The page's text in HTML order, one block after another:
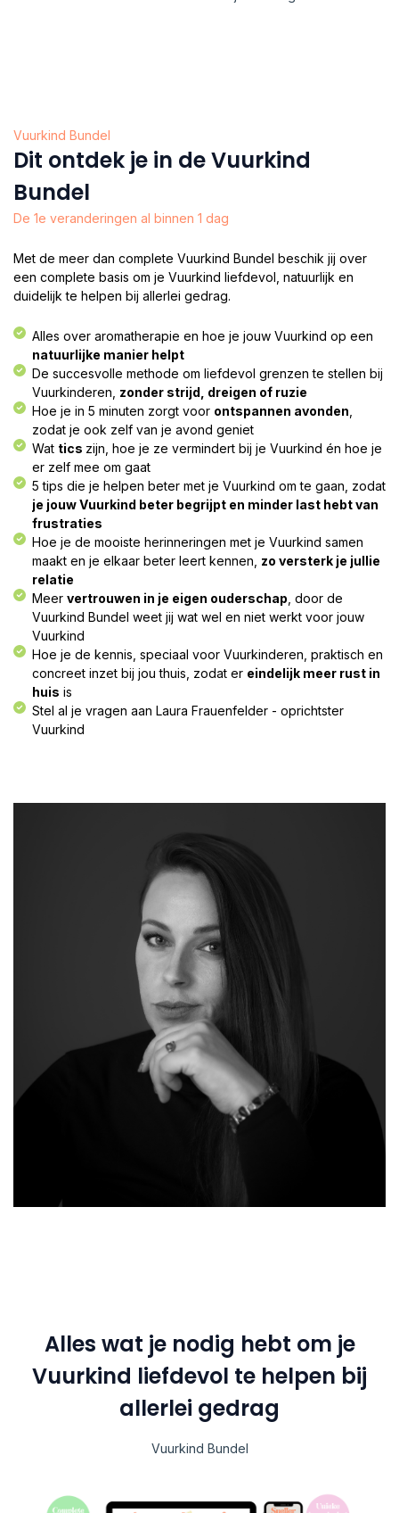
Vuurkind Bundel
Dit ontdek je in de Vuurkind
Bundel
De 1e veranderingen al binnen 1 dag
Met de meer dan complete Vuurkind Bundel beschik jij over
een complete basis om je Vuurkind liefdevol, natuurlijk en
duidelijk te helpen bij allerlei gedrag.
Alles over aromatherapie en hoe je jouw Vuurkind op een
natuurlijke manier helpt
De succesvolle methode om liefdevol grenzen te stellen bij
Vuurkinderen, zonder strijd, dreigen of ruzie​
Hoe je in 5 minuten zorgt voor ontspannen avonden
zodat je ook zelf van je avond geniet​
Wat tics zijn, hoe je ze vermindert bij je Vuurkind én hoe je
er zelf mee om gaat​
5 tips die je helpen beter met je Vuurkind om te gaan, zodat
je jouw Vuurkind beter begrijpt en minder last hebt van
frustraties​
Hoe je de mooiste herinneringen met je Vuurkind samen
maakt en je elkaar beter leert kennen, zo versterk je jullie
relatie​
Meer vertrouwen in je eigen ouderschap , door de
Vuurkind Bundel weet jij wat wel en niet werkt voor jouw
Vuurkind​
Hoe je de kennis, speciaal voor Vuurkinderen, praktisch en
concreet inzet bij jou thuis, zodat er eindelijk meer rust in
huis is​
Stel al je vragen aan Laura Frauenfelder - oprichtster
Vuurkind
Alles wat je nodig hebt om je
Vuurkind liefdevol te helpen bij
allerlei gedrag
Vuurkind Bundel